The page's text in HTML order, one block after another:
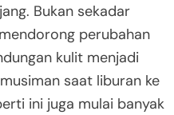
Bukan sekadar
perubahan
kulit menjadi
saat liburan ke
ini juga mulai banyak